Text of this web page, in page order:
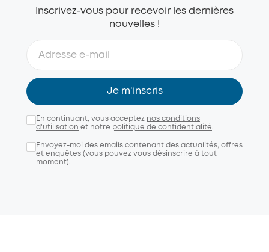
Inscrivez-vous pour recevoir les dernières
nouvelles !
Je m'inscris
En continuant, vous acceptez nos conditions
d'utilisation et notre politique de confidentialité.
Envoyez-moi des emails contenant des actualités, offres
et enquêtes (vous pouvez vous désinscrire à tout
moment).